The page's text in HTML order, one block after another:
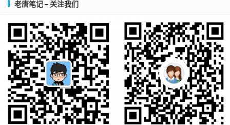
老唐笔记 – 关注我们